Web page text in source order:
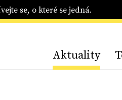
se, o které se jedná.
Aktuality